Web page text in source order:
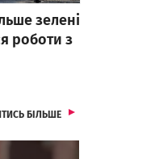
зелені
роботи з
БІЛЬШЕСТАТТІ